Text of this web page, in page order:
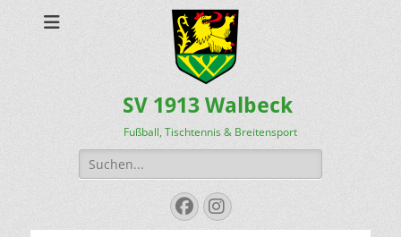
SV 1913 Walbeck
Fußball, Tischtennis & Breitensport
Suchen
nach:
Facebook
Instagram